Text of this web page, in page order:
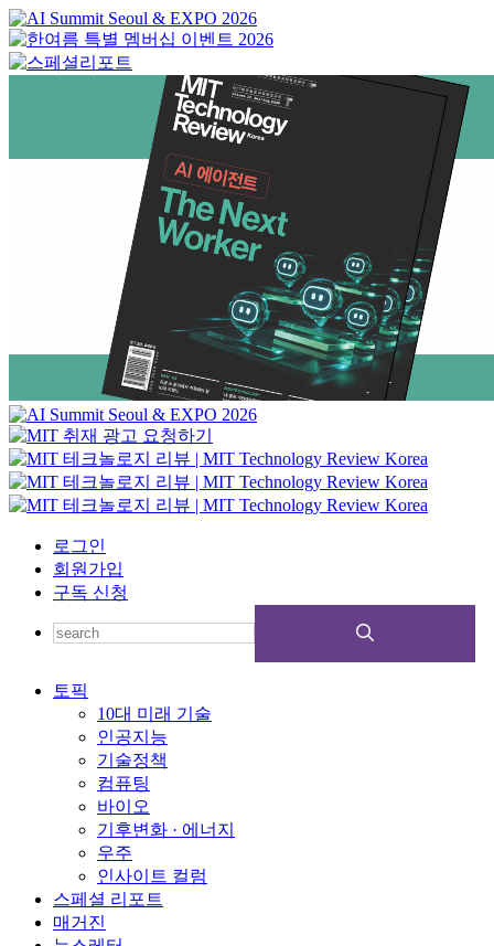
로그인
회원가입
구독 신청
토픽
10대 미래 기술
인공지능
기술정책
컴퓨팅
바이오
기후변화 · 에너지
우주
인사이트 컬럼
스페셜 리포트
매거진